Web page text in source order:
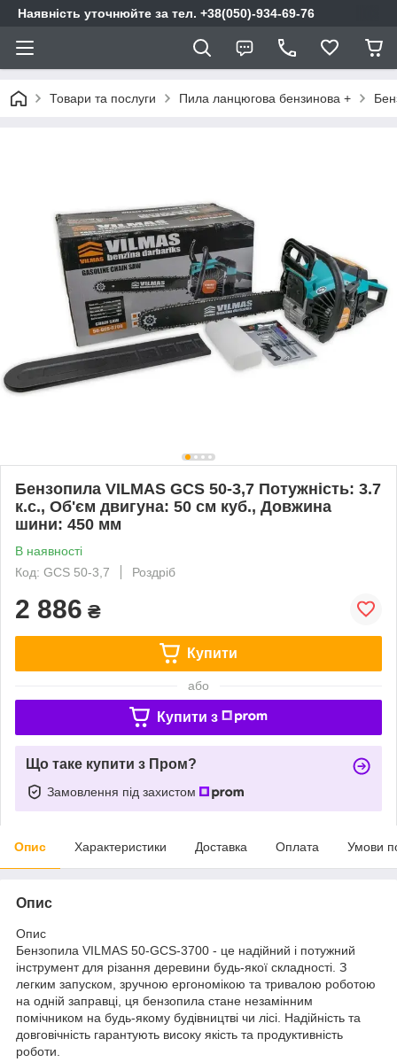
Наявність уточнюйте за тел. +38(050)-934-69-76
Товари та послуги Пила ланцюгова бензинова +
Бензопила VILMAS GCS 50-3,7 Потужність: 3.7
к.с., Об'єм двигуна: 50 см куб., Довжина
шини: 450 мм
В наявності
Код: GCS 50-3,7
Роздріб
2 886 ₴
Купити
або
Купити з
Що таке купити з Пром?
Замовлення під захистом
Опис Характеристики Доставка Оплата Умови
Опис
Опис
Бензопила VILMAS 50-GCS-3700 - це надійний і потужний
інструмент для різання деревини будь-якої складності. З
легким запуском, зручною ергономікою та тривалою роботою
на одній заправці, ця бензопила стане незамінним
помічником на будь-якому будівництві чи лісі. Надійність та
довговічність гарантують високу якість та продуктивність
роботи.